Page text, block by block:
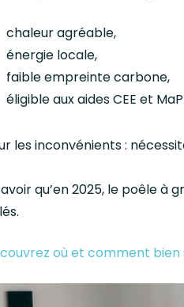
chaleur agréable,
énergie locale,
faible empreinte carbone,
éligible aux aides CEE et
les inconvénients :
qu’en 2025, le poêle
où et comment